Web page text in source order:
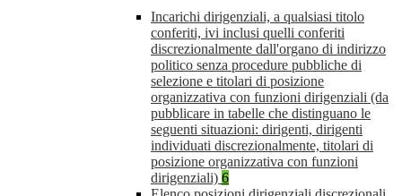
Incarichi dirigenziali, a qualsiasi titolo
conferiti, ivi inclusi quelli conferiti
discrezionalmente dall'organo di indirizzo
politico senza procedure pubbliche di
selezione e titolari di posizione
organizzativa con funzioni dirigenziali (da
pubblicare in tabelle che distinguano le
seguenti situazioni: dirigenti, dirigenti
individuati discrezionalmente, titolari di
posizione organizzativa con funzioni
dirigenziali) 6